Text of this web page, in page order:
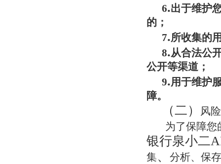
6.出于维护
的；
7.所收集的
8.从合法公
公开等渠道；
9.用于维护
障。
（二）
风
为了保障您
银行泉小二
集、
分析、保